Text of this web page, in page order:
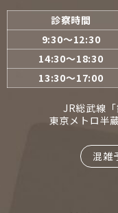
診察時間
9:30〜12:30
14:30〜18:30
13:30〜17:00
JR総武線
東京メトロ半
混雑